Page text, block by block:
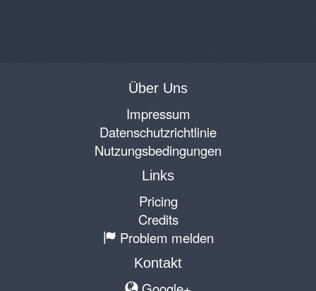
Über Uns
Impressum
Datenschutzrichtlinie
Nutzungsbedingungen
Links
Pricing
Credits
Problem melden
Kontakt